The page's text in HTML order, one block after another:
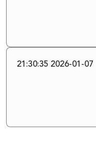
2026-01-07 21:30:35